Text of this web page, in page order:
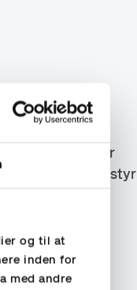
og til at
inden for
med andre
flow opgørelser
hver uge. Få styr